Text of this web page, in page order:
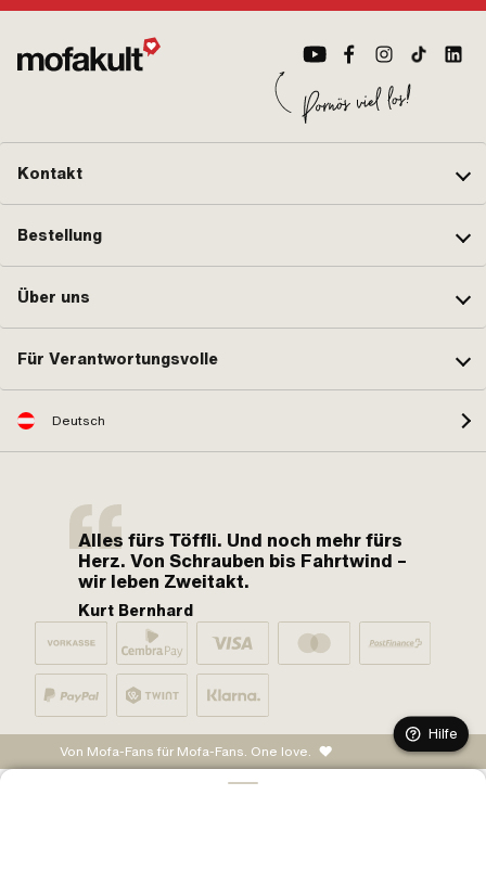
Anzahl Bestandteile: 3 Stk. ·
Anwendungsbereich: (De-)
Montagewerkzeug
Kontakt
Bestellung
Über uns
Für Verantwortungsvolle
Deutsch
Alles fürs Töffli. Und noch mehr fürs
Herz. Von Schrauben bis Fahrtwind –
wir leben Zweitakt.
Kurt Bernhard
Von Mofa-Fans für Mofa-Fans. One love.
Hilfe